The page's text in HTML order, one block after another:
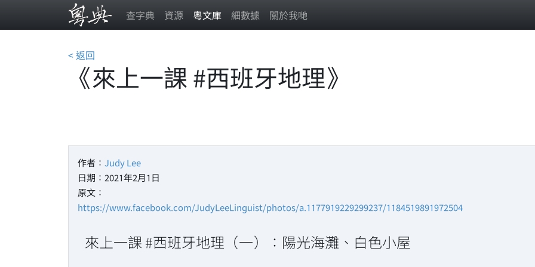
查字典 資源 粵文庫 細數據 關於我哋
< 返回
《來上一課 #西班牙地理》
作者： Judy Lee
日期：2021年2月1日
原文：
https://www.facebook.com/JudyLeeLinguist/photos/a.1177919229299237/1184519891972504
來上一課 #西班牙地理（一）：陽光海灘、白色小屋